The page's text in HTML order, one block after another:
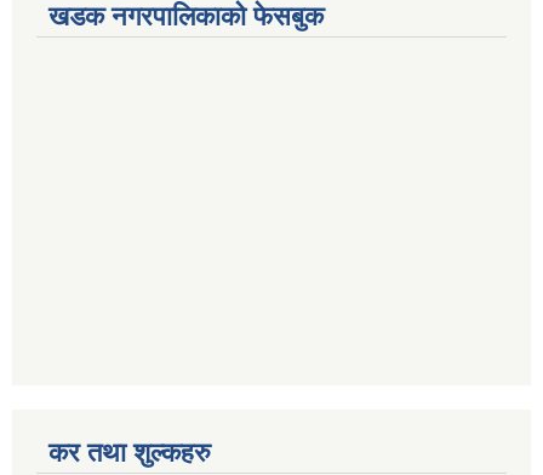
खडक नगरपालिकाको फेसबुक
कर तथा शुल्कहरु